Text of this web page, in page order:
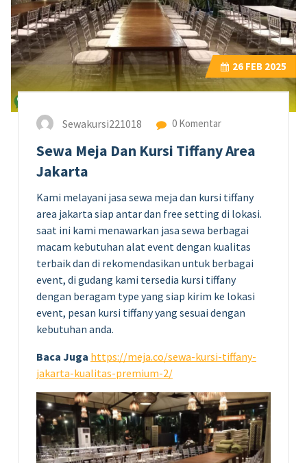
26 FEB 2025
Sewakursi221018 0 Komentar
Sewa Meja Dan Kursi Tiffany Area
Jakarta
Kami melayani jasa sewa meja dan kursi tiffany
area jakarta siap antar dan free setting di lokasi.
saat ini kami menawarkan jasa sewa berbagai
macam kebutuhan alat event dengan kualitas
terbaik dan di rekomendasikan untuk berbagai
event, di gudang kami tersedia kursi tiffany
dengan beragam type yang siap kirim ke lokasi
event, pesan kursi tiffany yang sesuai dengan
kebutuhan anda.
Baca Juga https://meja.co/sewa-kursi-tiffany-
jakarta-kualitas-premium-2/